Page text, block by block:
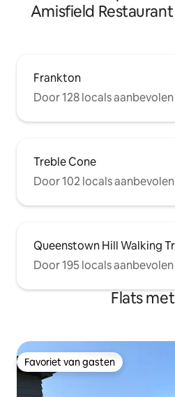
Amisfield
Frankton
Door 128 locals aanbevolen
Treble Cone
Door 102 locals aanbevolen
Queenstown Hill Walking
Door 195 locals aanbevolen
Flats
Favoriet van gasten
Favoriet van gasten